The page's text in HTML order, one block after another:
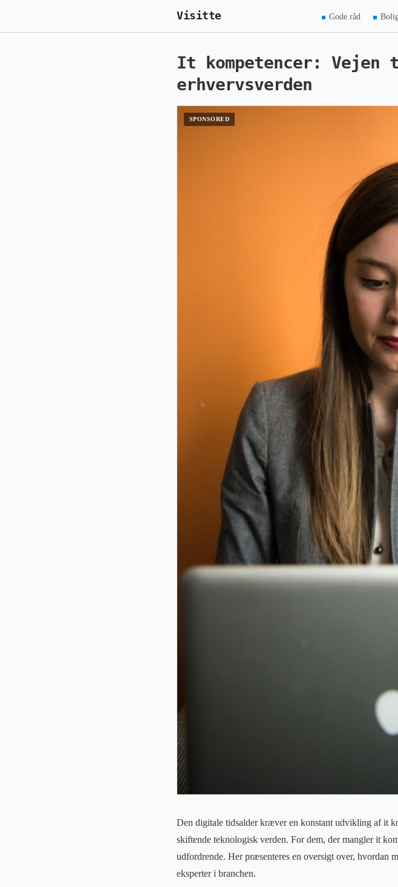
Visitte Gode råd
It kompetencer: Vejen
erhvervsverden
Den digitale tidsalder kræver en konstant udvikling af it
skiftende teknologisk verden. For dem, der mangler it
udfordrende. Her præsenteres en oversigt over, hvordan
eksperter i branchen.